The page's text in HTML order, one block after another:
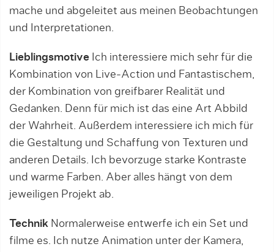
mache und abgeleitet aus meinen Beobachtungen
und Interpretationen.
Lieblingsmotive Ich interessiere mich sehr für die
Kombination von Live-Action und Fantastischem,
der Kombination von greifbarer Realität und
Gedanken. Denn für mich ist das eine Art Abbild
der Wahrheit. Außerdem interessiere ich mich für
die Gestaltung und Schaffung von Texturen und
anderen Details. Ich bevorzuge starke Kontraste
und warme Farben. Aber alles hängt von dem
jeweiligen Projekt ab.
Technik Normalerweise entwerfe ich ein Set und
filme es. Ich nutze Animation unter der Kamera,